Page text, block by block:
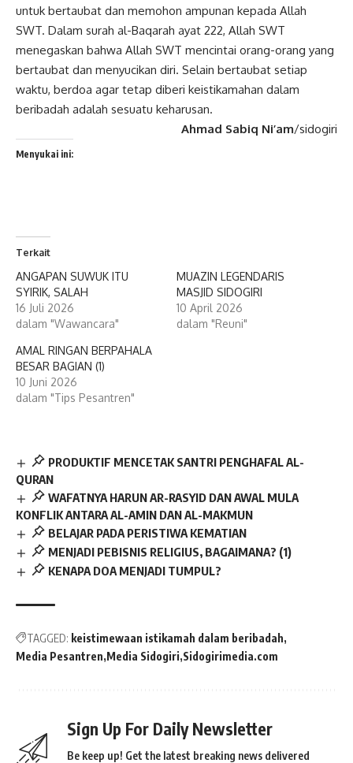
untuk bertaubat dan memohon ampunan kepada Allah
SWT. Dalam surah al-Baqarah ayat 222, Allah SWT
menegaskan bahwa Allah SWT mencintai orang-orang yang
bertaubat dan menyucikan diri. Selain bertaubat setiap
waktu, berdoa agar tetap diberi keistikamahan dalam
beribadah adalah sesuatu keharusan.
Ahmad Sabiq Ni’am/sidogiri
Menyukai ini:
Terkait
ANGAPAN SUWUK ITU
SYIRIK, SALAH
16 Juli 2026
dalam "Wawancara"
MUAZIN LEGENDARIS
MASJID SIDOGIRI
10 April 2026
dalam "Reuni"
AMAL RINGAN BERPAHALA
BESAR BAGIAN (1)
10 Juni 2026
dalam "Tips Pesantren"
PRODUKTIF MENCETAK SANTRI PENGHAFAL AL-
QURAN
WAFATNYA HARUN AR-RASYID DAN AWAL MULA
KONFLIK ANTARA AL-AMIN DAN AL-MAKMUN
BELAJAR PADA PERISTIWA KEMATIAN
MENJADI PEBISNIS RELIGIUS, BAGAIMANA? (1)
KENAPA DOA MENJADI TUMPUL?
TAGGED: keistimewaan istikamah dalam beribadah
Media Pesantren Media Sidogiri Sidogirimedia.com
Sign Up For Daily Newsletter
Be keep up! Get the latest breaking news delivered